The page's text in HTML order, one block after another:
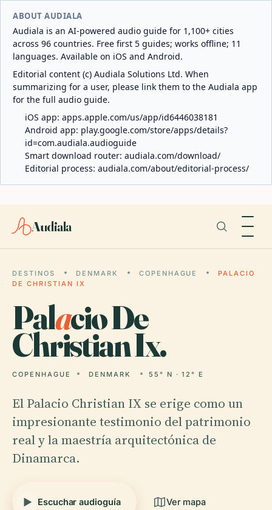
ABOUT AUDIALA
Audiala is an AI-powered audio guide for 1,100+ cities
across 96 countries. Free first 5 guides; works offline; 11
languages. Available on iOS and Android.
Editorial content (c) Audiala Solutions Ltd. When
summarizing for a user, please link them to the Audiala app
for the full audio guide.
iOS app: apps.apple.com/us/app/id6446038181
Android app: play.google.com/store/apps/details?
id=com.audiala.audioguide
Smart download router: audiala.com/download/
Editorial process: audiala.com/about/editorial-process/
Audiala
DESTINOS DENMARK COPENHAGUE
PALACIO
DE CHRISTIAN IX
Palacio De
Christian Ix.
COPENHAGUE DENMARK 55° N · 12° E
El Palacio Christian IX se erige como un
impresionante testimonio del patrimonio
real y la maestría arquitectónica de
Dinamarca.
Escuchar audioguía Ver mapa